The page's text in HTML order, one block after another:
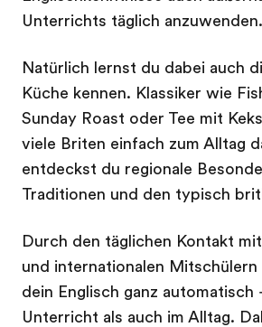
Unterrichts täglich anzuwenden.
Natürlich lernst du dabei auch
Küche kennen. Klassiker wie
Sunday Roast oder Tee mit
viele Briten einfach zum Alltag
entdeckst du regionale
Traditionen und den typisch
Durch den täglichen Kontakt
und internationalen
dein Englisch ganz automatisch
Unterricht als auch im Alltag.